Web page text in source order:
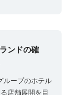
ンドの確
ループのホテル
店舗展開を目